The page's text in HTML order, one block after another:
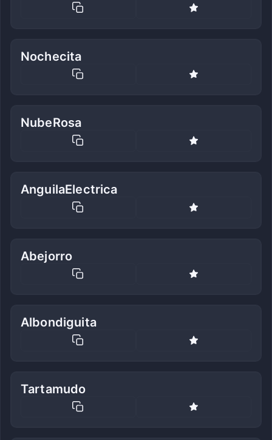
Nochecita
NubeRosa
AnguilaElectrica
Abejorro
Albondiguita
Tartamudo